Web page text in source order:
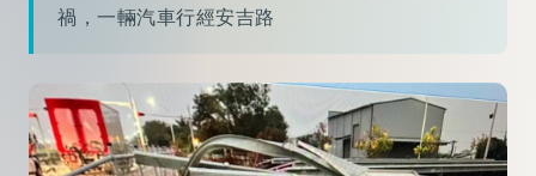
禍，一輛汽車行經安吉路